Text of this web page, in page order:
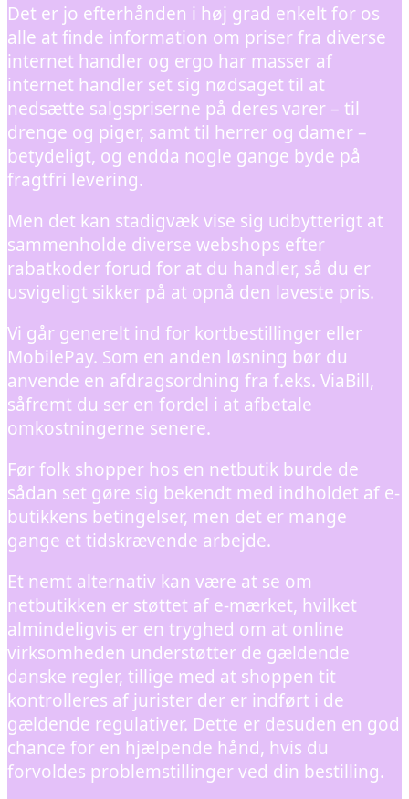
Det er jo efterhånden i høj grad enkelt for os
alle at finde information om priser fra diverse
internet handler og ergo har masser af
internet handler set sig nødsaget til at
nedsætte salgspriserne på deres varer – til
drenge og piger, samt til herrer og damer –
betydeligt, og endda nogle gange byde på
fragtfri levering.
Men det kan stadigvæk vise sig udbytterigt at
sammenholde diverse webshops efter
rabatkoder forud for at du handler, så du er
usvigeligt sikker på at opnå den laveste pris.
Vi går generelt ind for kortbestillinger eller
MobilePay. Som en anden løsning bør du
anvende en afdragsordning fra f.eks. ViaBill,
såfremt du ser en fordel i at afbetale
omkostningerne senere.
Før folk shopper hos en netbutik burde de
sådan set gøre sig bekendt med indholdet af e-
butikkens betingelser, men det er mange
gange et tidskrævende arbejde.
Et nemt alternativ kan være at se om
netbutikken er støttet af e-mærket, hvilket
almindeligvis er en tryghed om at online
virksomheden understøtter de gældende
danske regler, tillige med at shoppen tit
kontrolleres af jurister der er indført i de
gældende regulativer. Dette er desuden en god
chance for en hjælpende hånd, hvis du
forvoldes problemstillinger ved din bestilling.